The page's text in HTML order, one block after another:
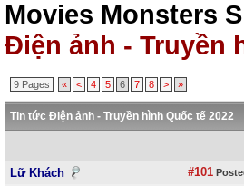
Movies Monsters
Điện ảnh - Truyền
9 Pages « < 4 5 6 7 8 > »
Tin tức Điện ảnh - Truyền hình Quốc tế 2022
Lữ Khách #101